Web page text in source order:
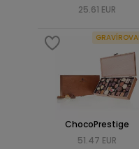
25.61 EUR
ChocoPrestige
51.47 EUR